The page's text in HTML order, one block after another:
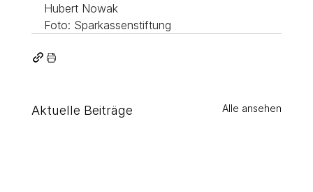
Hubert Nowak
Foto: Sparkassenstiftung
Aktuelle Beiträge Alle ansehen